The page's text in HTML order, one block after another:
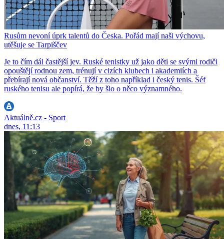
Rusům nevoní úprk talentů do Česka. Pořád mají naši výchovu,
utěšuje se Tarpiščev
Je to čím dál častější jev. Ruské tenistky už jako děti se svými rodiči
opouštějí rodnou zem, trénují v cizích klubech i akademiích a
přebírají nová občanství. Těží z toho například i český tenis. Šéf
ruského tenisu ale popírá, že by šlo o něco významného.
Aktuálně.cz - Sport
dnes, 11:13